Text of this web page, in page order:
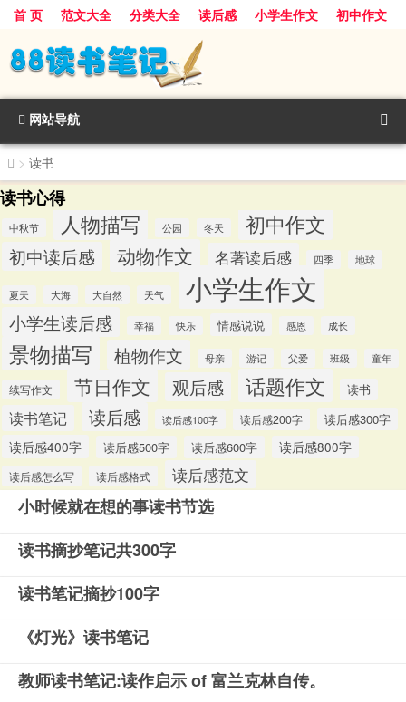
首 页 范文大全 分类大全 读后感 小学生作文
初中作文
景物描写
话题作文 人物描写
节日作文
网站导航
> 读书
读书心得
中秋节 人物描写 公园 冬天 初中作文
初中读后感 动物作文 名著读后感 四季 地球
夏天 大海 大自然 天气 小学生作文
小学生读后感 幸福 快乐 情感说说 感恩 成长
景物描写 植物作文 母亲 游记 父爱 班级 童年
续写作文 节日作文 观后感 话题作文 读书
读书笔记 读后感 读后感100字 读后感200字 读后感300字
读后感400字 读后感500字 读后感600字 读后感800字
读后感怎么写 读后感格式 读后感范文
小时候就在想的事读书节选
读书摘抄笔记共300字
读书笔记摘抄100字
《灯光》读书笔记
教师读书笔记:读作启示 of 富兰克林自传。